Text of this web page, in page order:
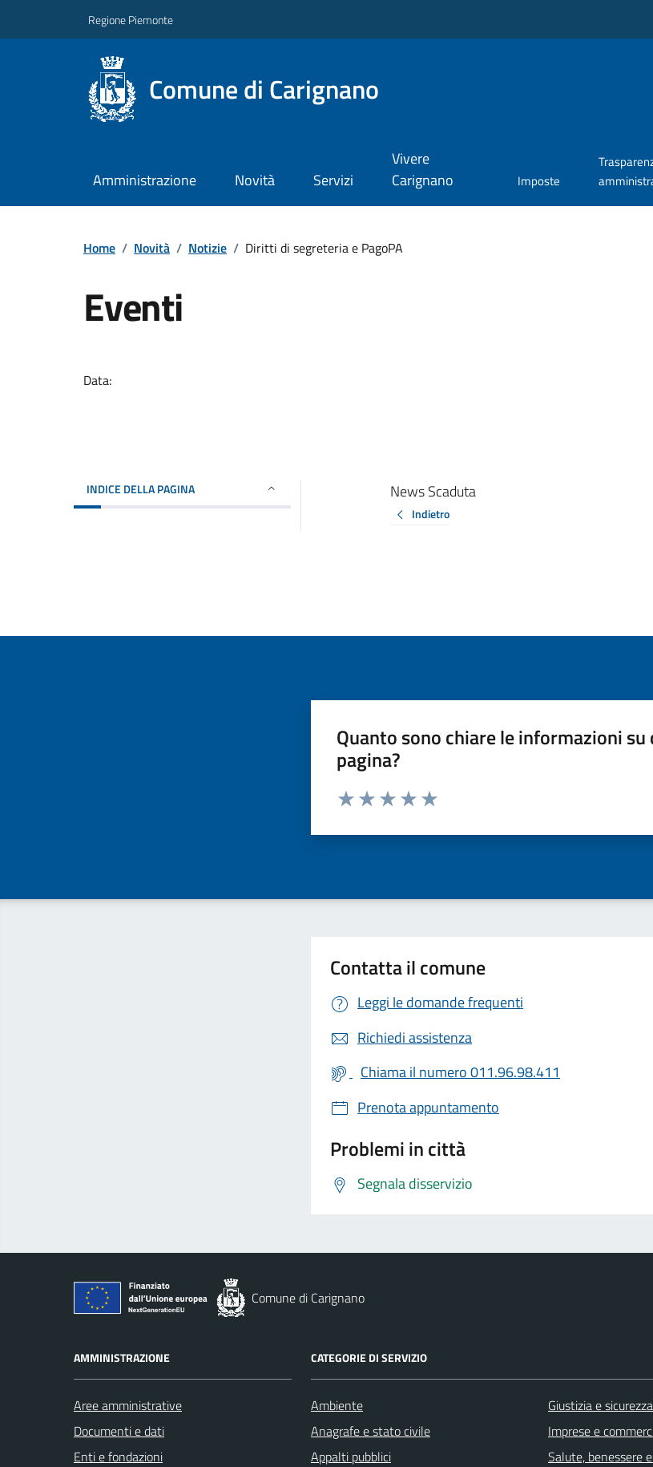
Regione Piemonte
Comune di Carignano
Amministrazione Novità Servizi
Vivere
Carignano
Imposte
Home / Novità / Notizie / Diritti di segreteria e PagoPA
Eventi
Data:
INDICE DELLA PAGINA News Scaduta
Indietro
Quanto sono chiare le informazioni su
pagina?
Valuta da 1 a 5 stelle la pagina
Contatta il comune
Leggi le domande frequenti
Richiedi assistenza
Chiama il numero 011.96.98.411
Prenota appuntamento
Problemi in città
Segnala disservizio
Comune di Carignano
AMMINISTRAZIONE
Aree amministrative
Documenti e dati
Enti e fondazioni
CATEGORIE DI SERVIZIO
Ambiente
Anagrafe e stato civile
Appalti pubblici
Giustizia e
Imprese e
Salute, benessere